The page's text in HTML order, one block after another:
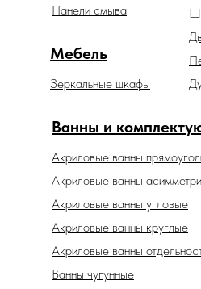
Ванны и
Акриловые ванны
Зеркальные шкафы
Мебель
Акриловые ванны
Акриловые ванны
Акриловые ванны угловые
Акриловые ванны круглые
Ванны чугунные
Панели смыва